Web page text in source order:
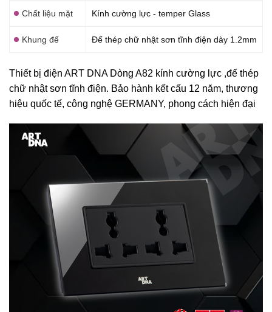
Chất liệu mặt Kính cường lực - temper Glass
Khung đế Đế thép chữ nhật sơn tĩnh điện dày 1.2mm
Thiết bị điện ART DNA Dòng A82 kính cường lực ,đế thép
chữ nhật sơn tĩnh điện. Bảo hành kết cấu 12 năm, thương
hiệu quốc tế, công nghệ GERMANY, phong cách hiện đại